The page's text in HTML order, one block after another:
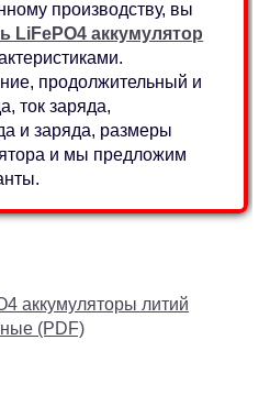
производству, вы
LiFePO4 аккумулятор
продолжительный и
ток заряда,
и заряда, размеры
и мы предложим
аккумуляторы литий
(PDF)